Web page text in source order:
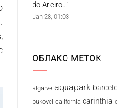
do Arieiro…”
Jan 28, 01:03
ОБЛАКО МЕТОК
algarve aquapark
bukovel california carinthia